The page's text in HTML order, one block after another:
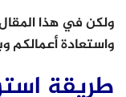
ولكن في هذا
واستعادة أعمالكم